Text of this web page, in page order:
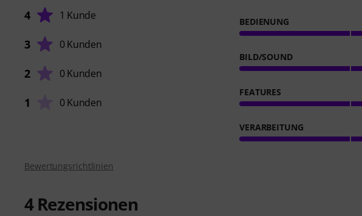
4 1 Kunde
3 0 Kunden
2 0 Kunden
1 0 Kunden
BEDIENUNG
BILD/SOUND
FEATURES
VERARBEITUNG
Bewertungsrichtlinien
4Rezensionen